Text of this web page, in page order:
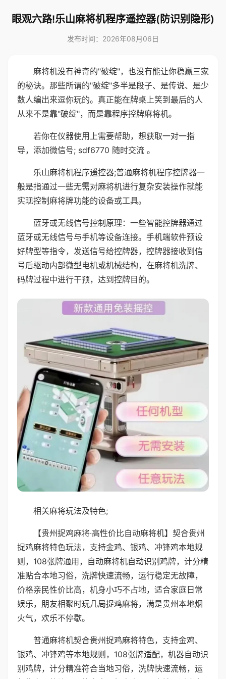
眼观六路!乐山麻将机程序遥控器(防识别隐形)
发布时间：2026年08月06日
麻将机没有神奇的"破绽"，也没有能让你稳赢三家
的秘诀。那些所谓的"破绽"多半是段子、是传说、是少
数人编出来逗你玩的。真正能在牌桌上笑到最后的人
从来不是靠"破绽"，而是靠程序控牌麻将机。
若你在仪器使用上需要帮助，想获取一对一指
导，添加微信号; sdf6770 随时交流 。
乐山麻将机程序遥控器;普通麻将机程序控牌器一
般是指通过一些无需对麻将机进行复杂安装操作就能
实现控制麻将牌功能的设备或工具。
蓝牙或无线信号控制原理：一些智能控牌器通过
蓝牙或无线信号与手机等设备连接。手机端软件预设
好牌型等指令，发送信号给控牌器，控牌器接收到信
号后驱动内部微型电机或机械结构，在麻将机洗牌、
码牌过程中进行干预，达到控牌目的。
相关麻将玩法及特色;
【贵州捉鸡麻将·高性价比自动麻将机】契合贵州
捉鸡麻将特色玩法，支持金鸡、银鸡、冲锋鸡本地规
则，108张牌通用，自动麻将机自动识别鸡牌，计分精
准贴合本地习俗，洗牌快速流畅，运行稳定无故障，
价格亲民性价比高，机身小巧不占地，适合家庭日常
娱乐，朋友相聚时玩几局捉鸡麻将，满是贵州本地烟
火气，欢乐不停歇。
普通麻将机契合贵州捉鸡麻将特色，支持金鸡、
银鸡、冲锋鸡等本地规则，108张牌适配，机器自动识
别鸡牌，计分精准符合当地习俗，洗牌快速流畅，运